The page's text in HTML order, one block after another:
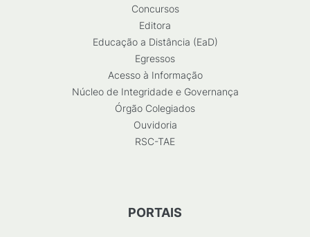
Concursos
Editora
Educação a Distância (EaD)
Egressos
Acesso à Informação
Núcleo de Integridade e Governança
Órgão Colegiados
Ouvidoria
RSC-TAE
PORTAIS